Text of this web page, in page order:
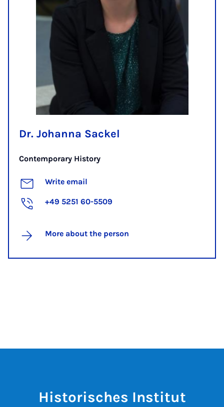
Dr. Johanna Sackel
Contemporary History
Write email
+49 5251 60-5509
More about the person
Historisches Institut